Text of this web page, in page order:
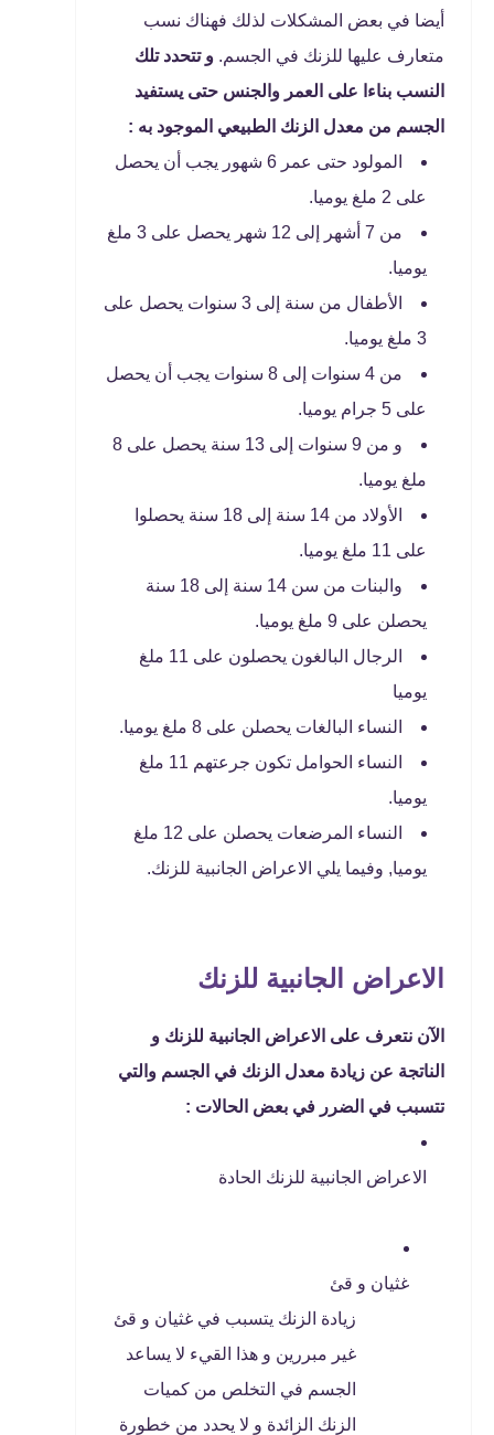
أيضا في بعض المشكلات لذلك فهناك نسب
متعارف عليها للزنك في الجسم. و تتحدد تلك
النسب بناءا على العمر والجنس حتى يستفيد
الجسم من معدل الزنك الطبيعي الموجود به :
المولود حتى عمر 6 شهور يجب أن يحصل
على 2 ملغ يوميا.
من 7 أشهر إلى 12 شهر يحصل على 3 ملغ
يوميا.
الأطفال من سنة إلى 3 سنوات يحصل على
3 ملغ يوميا.
من 4 سنوات إلى 8 سنوات يجب أن يحصل
على 5 جرام يوميا.
و من 9 سنوات إلى 13 سنة يحصل على 8
ملغ يوميا.
الأولاد من 14 سنة إلى 18 سنة يحصلوا
على 11 ملغ يوميا.
والبنات من سن 14 سنة إلى 18 سنة
يحصلن على 9 ملغ يوميا.
الرجال البالغون يحصلون على 11 ملغ
يوميا
النساء البالغات يحصلن على 8 ملغ يوميا.
النساء الحوامل تكون جرعتهم 11 ملغ
يوميا.
النساء المرضعات يحصلن على 12 ملغ
يوميا, وفيما يلي الاعراض الجانبية للزنك.
الاعراض الجانبية للزنك
الآن نتعرف على الاعراض الجانبية للزنك و
الناتجة عن زيادة معدل الزنك في الجسم والتي
تتسبب في الضرر في بعض الحالات :
الاعراض الجانبية للزنك الحادة
غثيان و قئ
زيادة الزنك يتسبب في غثيان و قئ
غير مبررين و هذا القيء لا يساعد
الجسم في التخلص من كميات
الزنك الزائدة و لا يحدد من خطورة